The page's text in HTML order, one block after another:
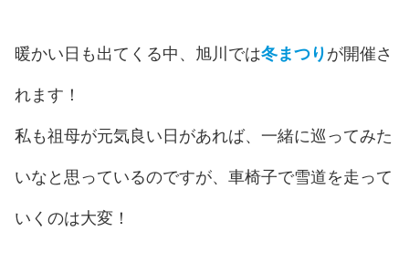
暖かい日も出てくる中、旭川では冬まつり が開催さ
れます！
私も祖母が元気良い日があれば、一緒に巡ってみた
いなと思っているのですが、車椅子で雪道を走って
いくのは大変！